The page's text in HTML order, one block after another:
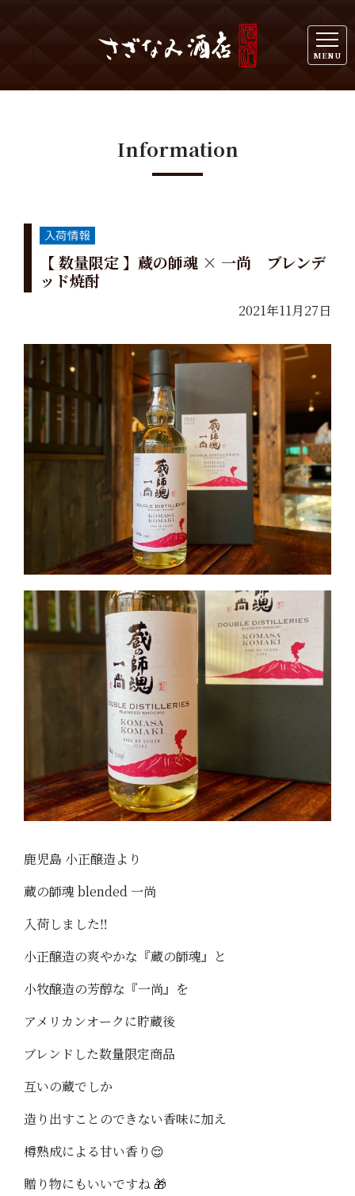
MENU
Information
【 数量限定 】蔵の師魂 × 一尚 ブレンデ
ッド焼酎
2021年11月27日
鹿児島 小正醸造より
蔵の師魂 blended 一尚
入荷しました‼️
小正醸造の爽やかな『蔵の師魂』と
小牧醸造の芳醇な『一尚』を
アメリカンオークに貯蔵後
ブレンドした数量限定商品
互いの蔵でしか
造り出すことのできない香味に加え
樽熟成による甘い香り😌
贈り物にもいいですね 🎁